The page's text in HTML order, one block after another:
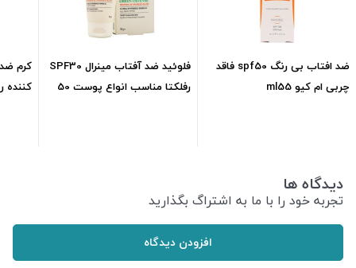
ضد افتاب بی رنگ spf50 فاقد
چربی ام کیو ml55
فلوئید ضد آفتاب مینرال SPF30
رفلکتا مناسب انواع پوست 50
کرم
دیدگاه ها
تجربه خود را با ما به اشتراگ بگذارید
افزودن دیدگاه